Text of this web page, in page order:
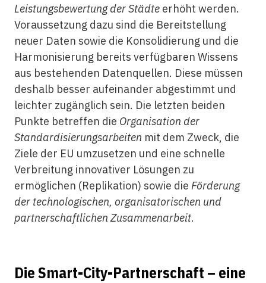
Leistungsbewertung der Städteerhöht werden.
Voraussetzung dazu sind die Bereitstellung
neuer Daten sowie die Konsolidierung und die
Harmonisierung bereits verfügbaren Wissens
aus bestehenden Datenquellen. Diese müssen
deshalb besser aufeinander abgestimmt und
leichter zugänglich sein. Die letzten beiden
Punkte betreffen die Organisation der
Standardisierungsarbeiten mit dem Zweck, die
Ziele der EU umzusetzen und eine schnelle
Verbreitung innovativer Lösungen zu
ermöglichen (Replikation) sowie die Förderung
der technologischen, organisatorischen und
partnerschaftlichen Zusammenarbeit.
Die Smart-City-Partnerschaft – eine